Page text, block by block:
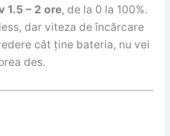
1.5 – 2 ore, de la 0 la 100%.
dar viteza de încărcare
cât ține bateria, nu vei
des.